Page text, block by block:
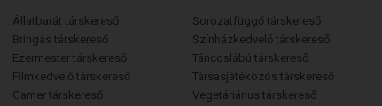
Állatbarát társkereső
Bringás társkereső
Ezermester társkereső
Filmkedvelő társkereső
Gamer társkereső
Sorozatfüggő társkereső
Színházkedvelő társkereső
Táncoslábú társkereső
Társasjátékozós társkereső
Vegetáriánus társkereső